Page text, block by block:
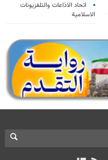
اتحاد الاذاعات والتلفزيونات
الاسلامية